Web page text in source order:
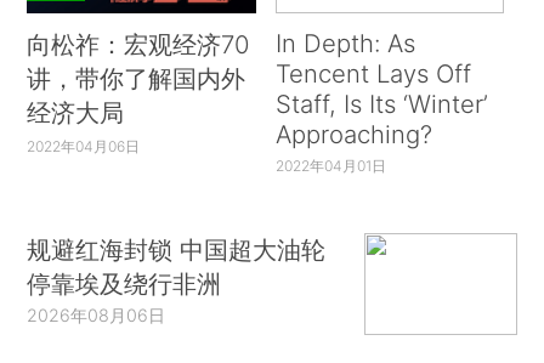
向松祚：宏观经济70
讲，带你了解国内外
经济大局
2022年04月06日
In Depth: As
Tencent Lays Off
Staff, Is Its ‘Winter’
Approaching?
2022年04月01日
规避红海封锁 中国超大油轮
停靠埃及绕行非洲
2026年08月06日